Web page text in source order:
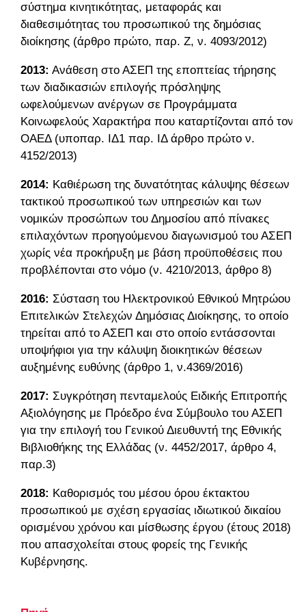
σύστημα κινητικότητας, μεταφοράς και
διαθεσιμότητας του προσωπικού της δημόσιας
διοίκησης (άρθρο πρώτο, παρ. Ζ, ν. 4093/2012)
2013: Ανάθεση στο ΑΣΕΠ της εποπτείας τήρησης
των διαδικασιών επιλογής πρόσληψης
ωφελούμενων ανέργων σε Προγράμματα
Κοινωφελούς Χαρακτήρα που καταρτίζονται από τον
ΟΑΕΔ (υποπαρ. ΙΔ1 παρ. ΙΔ άρθρο πρώτο ν.
4152/2013)
2014: Καθιέρωση της δυνατότητας κάλυψης θέσεων
τακτικού προσωπικού των υπηρεσιών και των
νομικών προσώπων του Δημοσίου από πίνακες
επιλαχόντων προηγούμενου διαγωνισμού του ΑΣΕΠ,
χωρίς νέα προκήρυξη με βάση προϋποθέσεις που
προβλέπονται στο νόμο (ν. 4210/2013, άρθρο 8)
2016: Σύσταση του Ηλεκτρονικού Εθνικού Μητρώου
Επιτελικών Στελεχών Δημόσιας Διοίκησης, το οποίο
τηρείται από το ΑΣΕΠ και στο οποίο εντάσσονται
υποψήφιοι για την κάλυψη διοικητικών θέσεων
αυξημένης ευθύνης (άρθρο 1, ν.4369/2016)
2017: Συγκρότηση πενταμελούς Ειδικής Επιτροπής
Αξιολόγησης με Πρόεδρο ένα Σύμβουλο του ΑΣΕΠ
για την επιλογή του Γενικού Διευθυντή της Εθνικής
Βιβλιοθήκης της Ελλάδας (ν. 4452/2017, άρθρο 4,
παρ.3)
2018: Καθορισμός του μέσου όρου έκτακτου
προσωπικού με σχέση εργασίας ιδιωτικού δικαίου
ορισμένου χρόνου και μίσθωσης έργου (έτους 2018)
που απασχολείται στους φορείς της Γενικής
Κυβέρνησης.